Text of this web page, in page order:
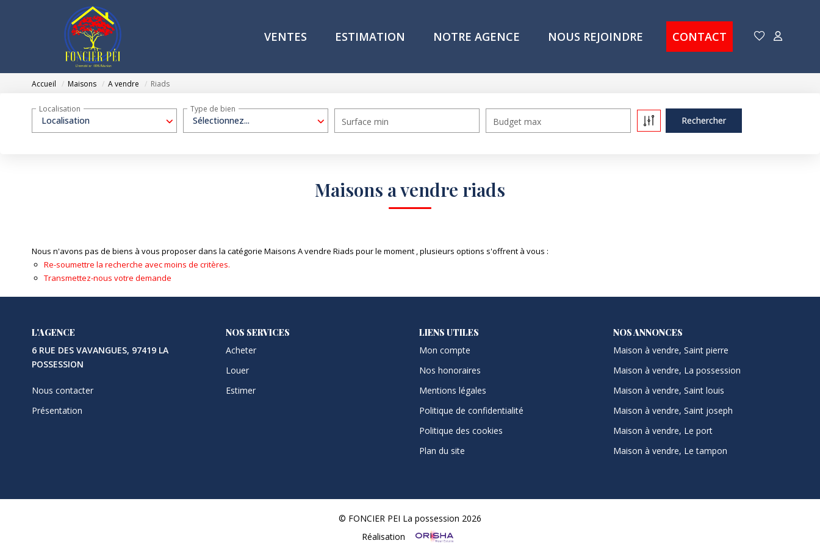
VENTES ESTIMATION NOTRE AGENCE NOUS REJOINDRE CONTACT
Accueil Maisons A vendre Riads
Localisation
Localisation
Sélectionnez...
Type de bien
Surface min Budget max
Maisons a vendre riads
Nous n'avons pas de biens à vous proposer dans la catégorie Maisons A vendre Riads pour le moment , plusieurs options s'offrent à vous :
Re-soumettre la recherche avec moins de critères.
Transmettez-nous votre demande
L'AGENCE
6 RUE DES VAVANGUES, 97419 LA
POSSESSION
Nous contacter
Présentation
NOS SERVICES
Acheter
Louer
Estimer
LIENS UTILES
Mon compte
Nos honoraires
Mentions légales
Politique de confidentialité
Politique des cookies
Plan du site
NOS ANNONCES
Maison à vendre, Saint pierre
Maison à vendre, La possession
Maison à vendre, Saint louis
Maison à vendre, Saint joseph
Maison à vendre, Le port
Maison à vendre, Le tampon
© FONCIER PEI La possession 2026
Réalisation